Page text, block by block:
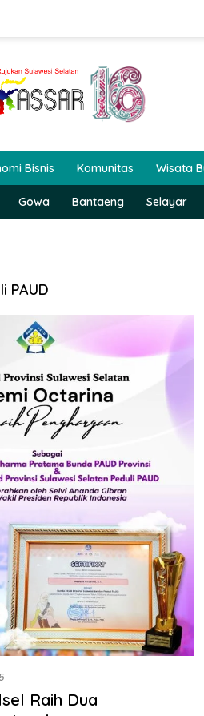
Bisnis Komunitas Wisata
Gowa Bantaeng Selayar
PAUD
Raih Dua